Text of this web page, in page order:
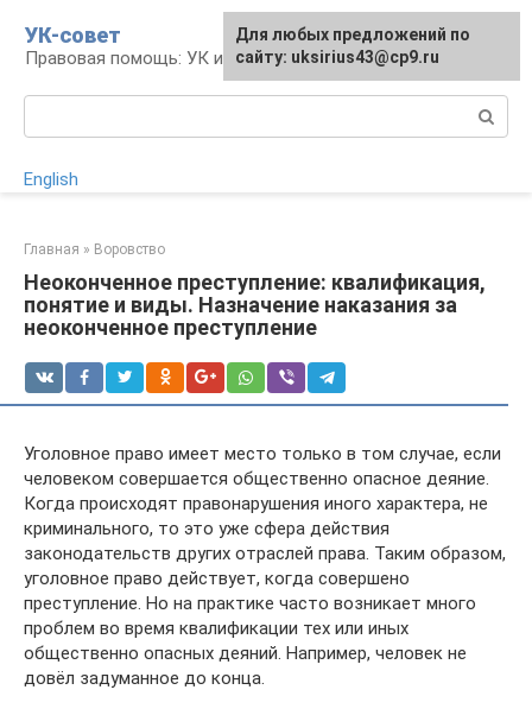
контенту
УК-совет
Правовая помощь: УК и УПК
English
Главная » Воровство
Неоконченное преступление: квалификация,
понятие и виды. Назначение наказания за
неоконченное преступление
Уголовное право имеет место только в том случае, если
человеком совершается общественно опасное деяние.
Когда происходят правонарушения иного характера, не
криминального, то это уже сфера действия
законодательств других отраслей права. Таким образом,
уголовное право действует, когда совершено
преступление. Но на практике часто возникает много
проблем во время квалификации тех или иных
общественно опасных деяний. Например, человек не
довёл задуманное до конца.
Для любых предложений по
сайту: uksirius43@cp9.ru